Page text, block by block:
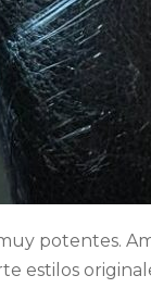
potentes.
estilos